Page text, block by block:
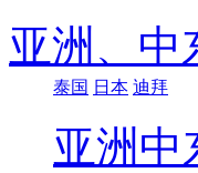
亚洲、 中
泰国 日本 迪拜
亚洲 中